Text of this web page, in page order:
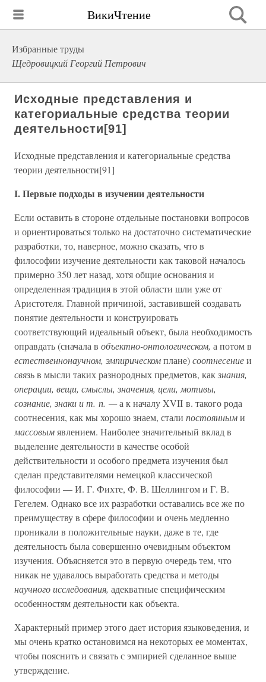
ВикиЧтение
Избранные труды
Щедровицкий Георгий Петрович
Исходные представления и
категориальные средства теории
деятельности[91]
Исходные представления и категориальные средства
теории деятельности[91]
I. Первые подходы в изучении деятельности
Если оставить в стороне отдельные постановки вопросов
и ориентироваться только на достаточно систематические
разработки, то, наверное, можно сказать, что в
философии изучение деятельности как таковой началось
примерно 350 лет назад, хотя общие основания и
определенная традиция в этой области шли уже от
Аристотеля. Главной причиной, заставившей создавать
понятие деятельности и конструировать
соответствующий идеальный объект, была необходимость
оправдать (сначала в объектно-онтологическом, а потом в
естественнонаучном, эмпирическомплане)соотнесениеи
связьв мысли таких разнородных предметов, какзнания,
операции, вещи, смыслы, значения, цели, мотивы,
сознание, знаки и т. п. —а к началу XVII в. такого рода
соотнесения, как мы хорошо знаем, стали постоянными
массовымявлением. Наиболее значительный вклад в
выделение деятельности в качестве особой
действительности и особого предмета изучения был
сделан представителями немецкой классической
философии — И. Г. Фихте, Ф. В. Шеллингом и Г. В.
Гегелем. Однако все их разработки оставались все же по
преимуществу в сфере философии и очень медленно
проникали в положительные науки, даже в те, где
деятельность была совершенно очевидным объектом
изучения. Объясняется это в первую очередь тем, что
никак не удавалось выработать средства и методы
научного исследования, адекватные специфическим
особенностям деятельности как объекта.
Характерный пример этого дает история языковедения, и
мы очень кратко остановимся на некоторых ее моментах,
чтобы пояснить и связать с эмпирией сделанное выше
утверждение.